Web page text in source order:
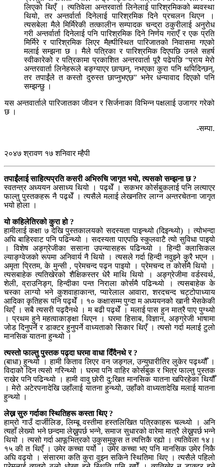
लिएको थिएँ । त्यतिवेला अन्तरवार्ता लिनेलाई पारिश्रमिकको ब्यवस्था
थियो, तर अन्तर्वार्ता दिनेलाई पारिश्रमिक दिने प्रचलन थिएन ।
त्यसबेला मैले मिर्मिरेकी तत्कालीन सम्पादक चन्द्रा ठकुरीलाई अनुरोध
गरी अन्तर्वार्ता दिनेलाई पनि पारिश्रमिक दिने निर्णय गराएँ र एक प्रति
मिर्मिरे र पारिश्रमिक लिएर मैह्पीस्थित पारिजातको निवासमा गएको
मलाई सम्झना छ । मैले पत्रिका र पारिश्रमिक दिएपछि उनले सहर्ष
स्वीकारेको र पत्रिकामा प्रकाशित अन्तरवार्ता पूरै पढेपछि “प्राय मेरो
अन्तरवार्ता लिनेहरूले बङ्ग्याएर छाप्छन्, नभएका कुरा पनि थपिदिन्छन्,
तर तपाईंले त कस्तो दुरुस्त छाप्नुभएछ” भनेर धन्यावाद दिएको पनि
सम्झन्छु ।
यस अन्तवार्ताले पारिजातका जीवन र सिर्जनाका विभिन्न पक्षलाई उजागर गरेको
छ ।
-सम्पा.
२०४७ श्रावण १७ शनिवार म्हैपी
तपाईंलाई साहित्यप्रति कसरी अभिरुचि जागृत भयो, त्यसको सम्झना छ ?
स्वतन्त्र अध्ययन असाध्य थियो । पढ्थेँ । सकभर कोर्सबुकलाई पनि लत्याएर
फाल्तु पुस्तकहरू नै पढ्थेँ । त्यसैले मलाई लेखनतिर लाग्न अन्तरचेतना जागृत
भयो होला ।
यो कहिलेतिरको कुरा हो ?
हामीलाई कक्षा ७ देखि पुस्तकालयको सदस्यता पाइन्थ्यो (दिइन्थ्यो) । त्योभन्दा
अघि बाहिरवाट पनि पढिन्थ्यो । सदस्यता पाएपछि स्कुलवाटै त्यो सुविधा पाइयो
। विशेष अङ्ग्रेजीका ससाना उपन्यासहरू पढिन्थ्यो । हिन्दी क्लासिकल
ल्याङ्ग्वेजको रूपमा अनिवार्य नै थियो । त्यसले गर्दा हिन्दी नवुझ्ने कुरै भएन ।
अमृता प्रितम, के मुन्सी , प्रेमचन्द पढ्न पाइयो । प्रेमचन्द त कोर्समै थियो ।
त्यसबाहेक त्यतिखेरको शैक्षिकस्तर धेरै माथि थियो । अङ्ग्रेजीमा वर्डस्वर्थ,
शेली, व्राउनिङ्ग, हिन्दीका पन्त निराला कोर्समै पढिन्थ्यो । त्यसबाहेक के
चस्का लाग्यो भने कुशवाहाकान्त, प्यारेलाल आवारा, शरदचन्द चट्टोपाध्याय
आदिका कृतिहरू पनि पढ्थेँ । १० कक्षासम्म पुग्दा म अध्ययनको खानी भैसकेकी
थिएँ । सबै त्यसरी पढ्दैनथे । म बढी पढ्थेँ । मलाई पास हुन मात्रै पाए पुग्थ्यो
। प्रथम हुने महत्वाकाङ्क्षा थिएन । घरमा हिसाब, विज्ञान, अङ्ग्रेजी भाषामा
जोड दिनुपर्ने र डाक्टर हुनुपर्ने वाध्यताको सिकार थिएँ । त्यसो गर्दा मलाई टुलो
मानसिक यातना हुन्थ्यो ।
त्यस्तो फाल्तु पुस्तक पढ्दा घरमा वाधा दिँदैनथे र ?
(बाधा) हुन्थ्यो । हामी किताव लिएर वन जङ्गल, उन्युघारीतिर लुकेर पढ्थ्यौँ ।
विदाको दिन त्यसो गरिन्थ्यो । घरमा पनि वाहिर कोर्सबुक र भित्र फाल्तु पुस्तक
राखेर पनि पढिन्थ्यो । हामी वावु छोरी दु:खित मानसिक यातना खपिरहेका थियौँ
। मेरो अटेरपनादेखि उहाँलाई यातना हुन्थ्यो, उहाँको वाध्यतादेखि मलाई यातना
हुन्थ्यो ।
लेख्न सुरु गर्दाका स्थितिहरू कस्ता थिए ?
हाम्रो गाउँ दार्जीलिङ, लिम्बू वस्तीमा हस्तलिखित पत्रिकाहरू चल्थ्यो । अनि
त्यहाँ लेख्यो भने छन्दमा लेख्नुपर्छ भन्ने, समाज सुधारको वारेमा मात्रै लेख्नुपर्छ भन्ने
थियो । त्यसो गर्दा आफूभित्रको उकुसमुकुस त त्यत्तिकै रह्यो । त्यतिवेला १४।
१५ की त थिएँ । उमेर कच्चा पर्यो । उमेर कच्चा भए पनि मानसिक उमेर निकै
अघि वढ्यो । संसारमा कति कुरा वुझ्न सकिने स्थितिमा थिए । त्यसैले पहिलो